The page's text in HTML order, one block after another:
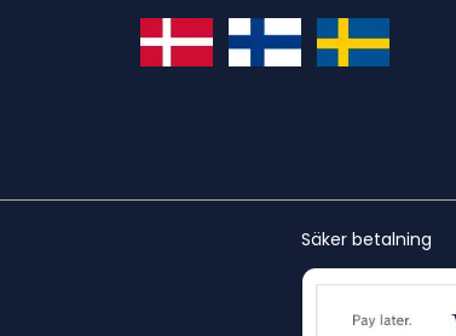
Säker betalning